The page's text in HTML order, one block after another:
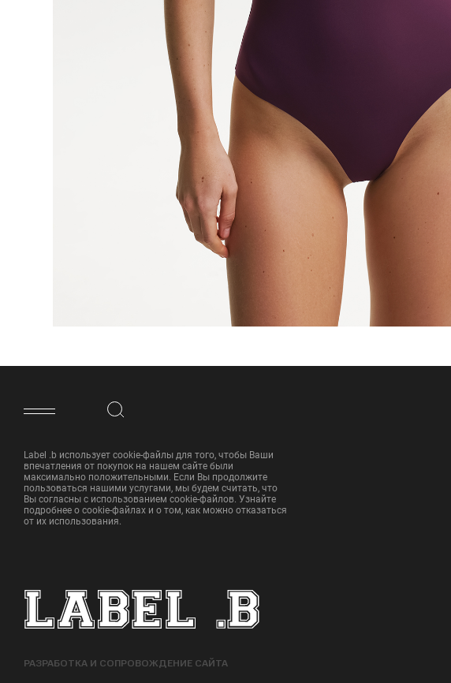
ФУТЕР САЙТА
Label .b использует cookie-файлы для того, чтобы Ваши
впечатления от покупок на нашем сайте были
максимально положительными. Если Вы продолжите
пользоваться нашими услугами, мы будем считать, что
Вы согласны с использованием cookie-файлов. Узнайте
подробнее о cookie-файлах и о том, как можно отказаться
от их использования.
РАЗРАБОТКА И СОПРОВОЖДЕНИЕ САЙТА